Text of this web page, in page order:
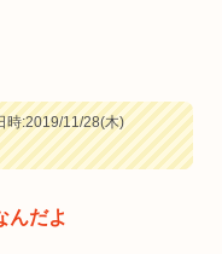
時:2019/11/28(木)
んだよ